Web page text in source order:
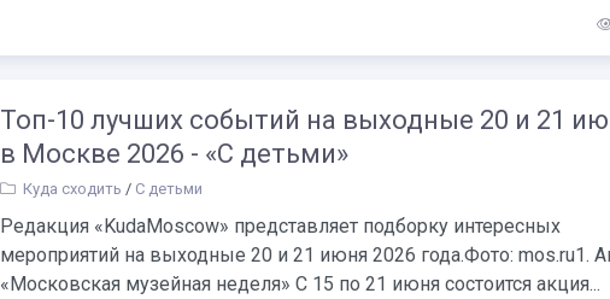
Топ-10 лучших событий на выходные 20 и 21
в Москве 2026 - «С детьми»
Куда сходить / С детьми
Редакция «KudaMoscow» представляет подборку интересных
мероприятий на выходные 20 и 21 июня 2026 года.Фото: mos.ru1.
«Московская музейная неделя» С 15 по 21 июня состоится акция...